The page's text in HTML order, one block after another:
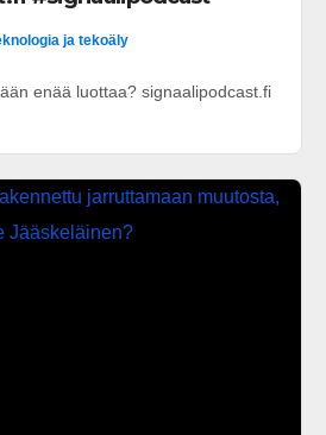
ja tekoäly
enää luottaa? signaalipodcast.fi